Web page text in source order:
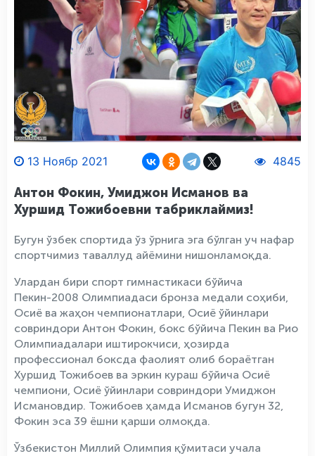
13 Ноябр 2021 4845
Антон Фокин, Умиджон Исманов ва
Хуршид Тожибоевни табриклаймиз!
Бугун ўзбек спортида ўз ўрнига эга бўлган уч нафар
спортчимиз таваллуд айёмини нишонламоқда.
Улардан бири спорт гимнастикаси бўйича
Пекин-2008 Олимпиадаси бронза медали соҳиби,
Осиё ва жаҳон чемпионатлари, Осиё ўйинлари
совриндори Антон Фокин, бокс бўйича Пекин ва Рио
Олимпиадалари иштирокчиси, ҳозирда
профессионал боксда фаолият олиб бораётган
Хуршид Тожибоев ва эркин кураш бўйича Осиё
чемпиони, Осиё ўйинлари совриндори Умиджон
Исмановдир. Тожибоев ҳамда Исманов бугун 32,
Фокин эса 39 ёшни қарши олмоқда.
Ўзбекистон Миллий Олимпия қўмитаси учала